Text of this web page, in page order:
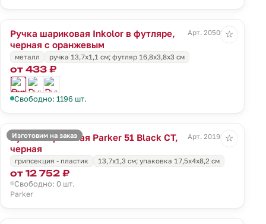
Ручка шариковая Inkolor в футляре,
черная с оранжевым
Арт. 20509.20
металл ручка 13,7х1,1 см; футляр 16,8х3,8х3 см
от 433 ₽
Свободно: 1196 шт.
☆
Изготовим на заказ
Ручка шариковая Parker 51 Black CT,
черная
Арт. 20198.30
грипсекция - пластик 13,7х1,3 см; упаковка 17,5х4х8,2 см
от 12 752 ₽
Свободно: 0 шт.
Parker
☆